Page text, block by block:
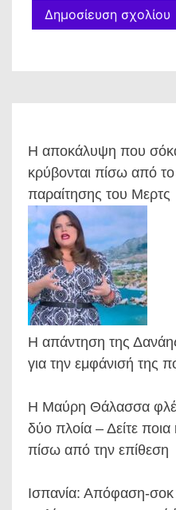
Η αποκάλυψη που
κρύβονται πίσω από
παραίτησης του Μερτς
Η απάντηση της
για την εμφάνισή της
Η Μαύρη Θάλασσα
δύο πλοία – Δείτε ποια
πίσω από την επίθεση
Ισπανία: Απόφαση-σοκ